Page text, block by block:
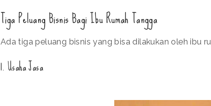
Tiga Peluang Bisnis Bagi Ibu Rumah Tangga
Ada tiga peluang bisnis yang bisa dilakukan oleh ibu
1. Usaha Jasa